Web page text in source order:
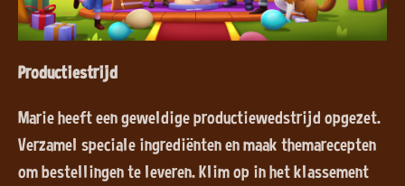
Productiestrijd
Marie heeft een geweldige productiewedstrijd opgezet.
Verzamel speciale ingrediënten en maak themarecepten
om bestellingen te leveren. Klim op in het klassement